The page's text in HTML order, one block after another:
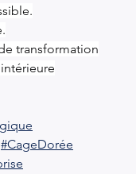
transformation
#CageDorée